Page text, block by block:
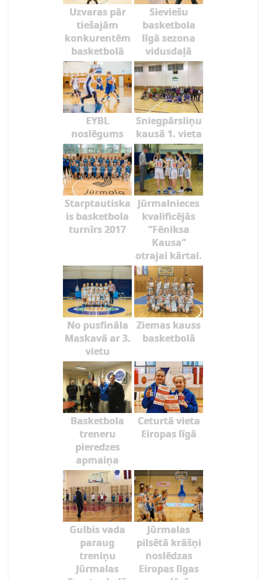
Uzvaras pār
tiešajām
konkurentēm
basketbolā
Sieviešu
basketbola
līgā sezona
vidusdaļā
EYBL
noslēgums
Sniegpārsliņu
kausā 1. vieta
Starptautiska
is basketbola
turnīrs 2017
Jūrmalnieces
kvalificējās
”Fēniksa
Kausa”
otrajai kārtai.
No pusfināla
Maskavā ar 3.
vietu
Ziemas kauss
basketbolā
Basketbola
treneru
pieredzes
apmaiņa
Ceturtā vieta
Eiropas līgā
Gulbis vada
paraug
treniņu
Jūrmalas
Jūrmalas
pilsētā krāšņi
noslēdzas
Eiropas līgas